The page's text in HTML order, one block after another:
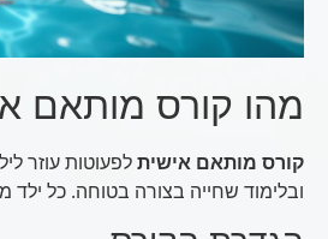
מהו קורס מותאם
קורס מותאם אישיתלפעוטות עוזר
ובלימוד שחייה בצורה בטוחה. כל ילד